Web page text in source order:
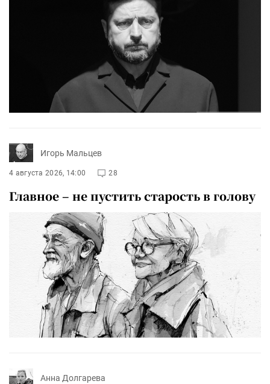
Игорь Мальцев
4 августа 2026, 14:00 28
Главное – не пустить старость в голову
Анна Долгарева